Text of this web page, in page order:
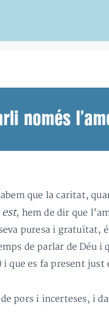
només
que la caritat,
, hem de dir que
puresa i gratuïtat,
de parlar de Déu
i que es fa present just
pors i incerteses, i